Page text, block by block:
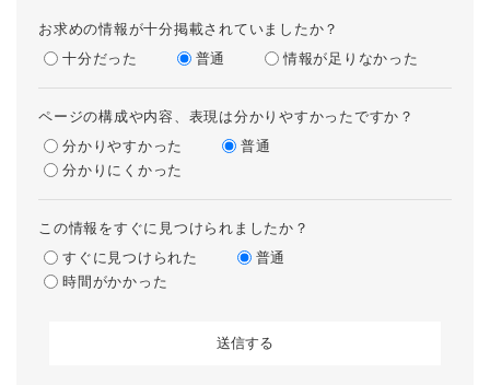
お求めの情報が十分掲載されていましたか？
十分だった
普通 情報が足りなかった
ページの構成や内容、表現は分かりやすかったですか？
分かりやすかった
普通
分かりにくかった
この情報をすぐに見つけられましたか？
すぐに見つけられた
普通
時間がかかった